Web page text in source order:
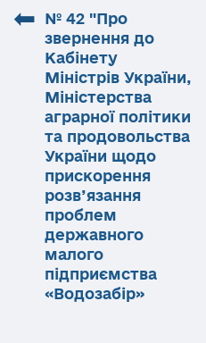
⬅
№ 42 "Про
звернення до
Кабінету
Міністрів України,
Міністерства
аграрної політики
та продовольства
України щодо
прискорення
розв’язання
проблем
державного
малого
підприємства
«Водозабір»